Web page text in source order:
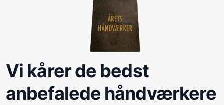
Vi kårer de bedst
anbefalede håndværkere